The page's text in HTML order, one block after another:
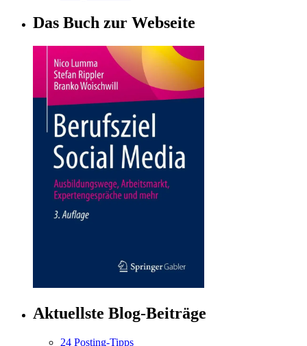
Das Buch zur Webseite
Aktuellste Blog-Beiträge
24 Posting-Tipps